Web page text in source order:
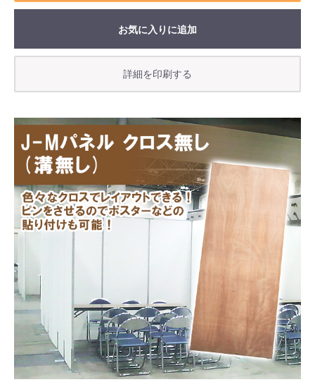
お気に入りに追加